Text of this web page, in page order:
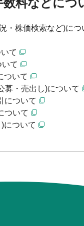
料などにつ
・株価検索など)につ
て
て
ついて
募・売出し)について
について
ついて
について